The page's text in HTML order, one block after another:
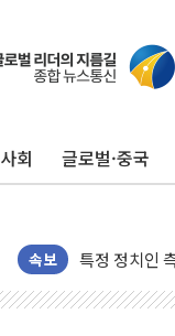
사회 글로벌·중국
속보
보훈부, 미
트럼프 "금리
李 "해남 태
李 대통령, '6